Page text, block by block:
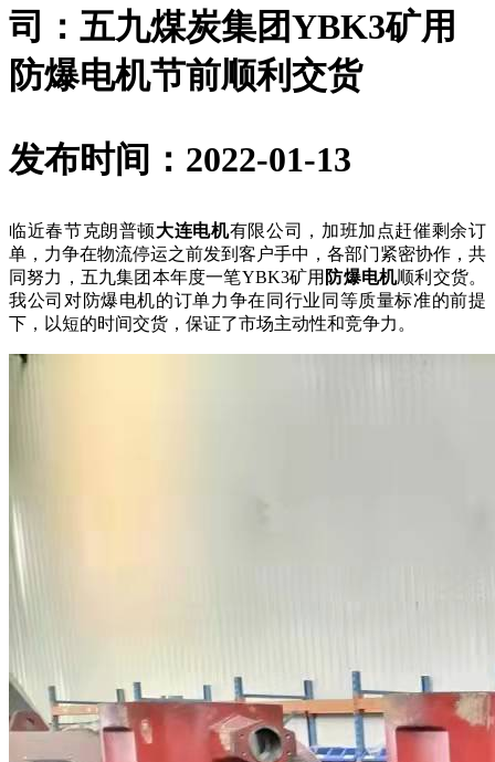
司：五九煤炭集团YBK3矿用
防爆电机节前顺利交货
发布时间：2022-01-13
临近春节克朗普顿大连电机有限公司，加班加点赶催剩余订
单，力争在物流停运之前发到客户手中，各部门紧密协作，共
同努力，五九集团本年度一笔YBK3矿用 防爆电机顺利交货。
我公司对防爆电机的订单力争在同行业同等质量标准的前提
下，以短的时间交货，保证了市场主动性和竞争力。